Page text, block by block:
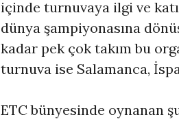
içinde turnuvaya ilgi ve
dünya şampiyonasına
kadar pek çok takım bu
turnuva ise Salamanca,
ETC bünyesinde oynanan